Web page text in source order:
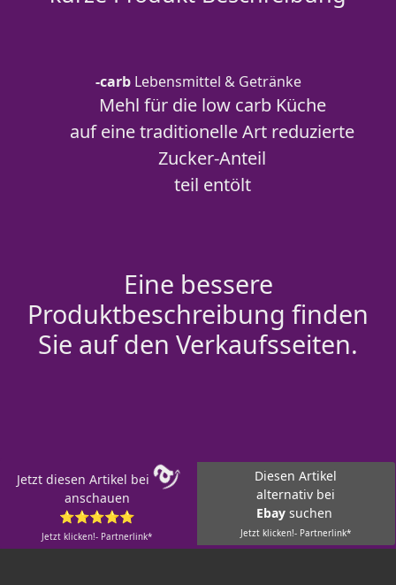
-carbLebensmittel & Getränke
Mehl für die low carb Küche
auf eine traditionelle Art reduzierte
Zucker-Anteil
teil entölt
Eine bessere
Produktbeschreibung finden
Sie auf den Verkaufsseiten.
Jetzt diesen Artikel bei
anschauen
⭐⭐⭐⭐⭐
Jetzt klicken!- Partnerlink*
Diesen Artikel
alternativ bei
Ebay suchen
Jetzt klicken!- Partnerlink*